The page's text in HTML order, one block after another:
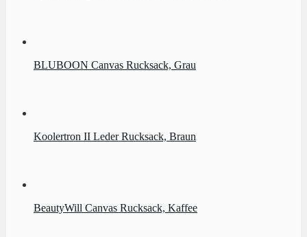
BLUBOON Canvas Rucksack, Grau
Koolertron II Leder Rucksack, Braun
BeautyWill Canvas Rucksack, Kaffee